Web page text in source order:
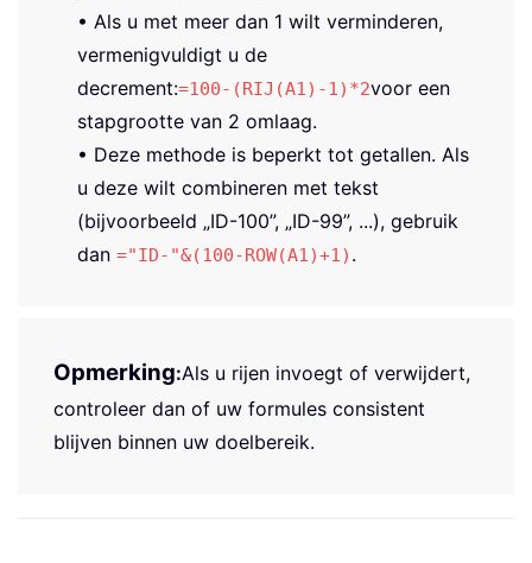
• Als u met meer dan 1 wilt verminderen,
vermenigvuldigt u de
decrement:=100-(RIJ(A1)-1)*2voor een
stapgrootte van 2 omlaag.
• Deze methode is beperkt tot getallen. Als
u deze wilt combineren met tekst
(bijvoorbeeld „ID-100”, „ID-99”, ...), gebruik
dan ="ID-"&(100-ROW(A1)+1) .
Opmerking:Als u rijen invoegt of verwijdert,
controleer dan of uw formules consistent
blijven binnen uw doelbereik.